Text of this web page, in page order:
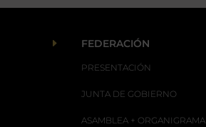
E FEDERACIÓN
PRESENTACIÓN
JUNTA DE GOBIERNO
ASAMBLEA + ORGANIGRAMA